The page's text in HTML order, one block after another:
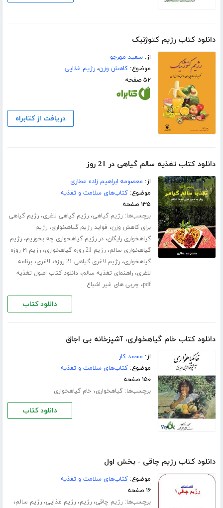
دانلود کتاب رژیم کتوژنیک
از:سعید مهرجو
موضوع:کاهش وزن،رژیم غذایی
۵۲ صفحه
دریافت از کتابراه
دانلود کتاب تغذیه سالم گیاهی در 21 روز
از: معصومه ابراهیم زاده عطاری
موضوع:کتاب‌های سلامت و تغذیه
۱۳۵ صفحه
برچسب‌ها:رژیم گیاهی،رژیم گیاهی لاغری،رژیم گیاهی
برای کاهش وزن، فواید رژیم گیاهخواری،رژیم
گیاهخواری رایگان،در رژیم گیاهخواری چه بخوریم،رژیم
گیاهخواری سالم،رژیم 21 روزه گیاهخواری ،
رژیم ۲۱ روزه
گیاهخواری،رژیم لاغری گیاهی 21 روزه ، لاغری،برنامه
لاغری،راهنمای تغذیه سالم،دانلود کتاب اصول تغذیه
pdf، چربی های غیر اشباع
دانلود کتاب
دانلود کتاب خام گیاهخواری، آشپزخانه بی اجاق
از: محمد کار
موضوع:کتاب‌های سلامت و تغذیه
۱۵۰ صفحه
برچسب‌ها:گیاهخواری، خام گیاهخواری
دانلود کتاب
دانلود کتاب رژیم چاقی - بخش اول
موضوع:کتاب‌های سلامت و تغذیه
۱۶ صفحه
برچسب‌ها:رژیم چاقی،رژیم،رژیم غذایی،رژیم سالم،